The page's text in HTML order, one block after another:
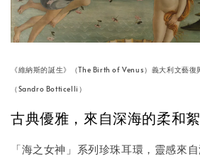
《維納斯的誕生》（The Birth of Venus）義大利文藝復
（Sandro Botticelli）
古典優雅，來自深海的柔和
「海之女神」系列珍珠耳環，靈感來